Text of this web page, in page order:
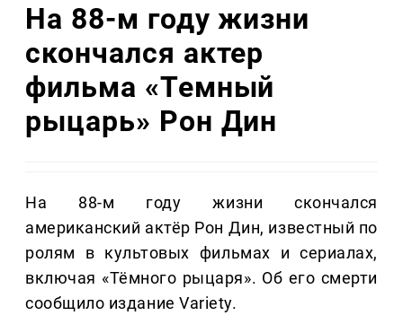
На 88-м году жизни
скончался актер
фильма «Темный
рыцарь» Рон Дин
На 88-м году жизни скончался
американский актёр Рон Дин, известный по
ролям в культовых фильмах и сериалах,
включая «Тёмного рыцаря». Об его смерти
сообщило издание Variety.